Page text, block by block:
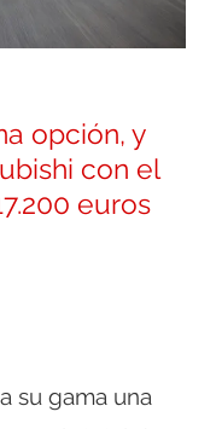
opción, y
con el
euros
su gama una